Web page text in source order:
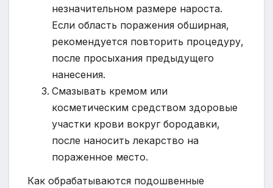
незначительном размере нароста.
Если область поражения обширная,
рекомендуется повторить процедуру,
после просыхания предыдущего
нанесения.
Смазывать кремом или
косметическим средством здоровые
участки крови вокруг бородавки,
после наносить лекарство на
пораженное место.
Как обрабатываются подошвенные